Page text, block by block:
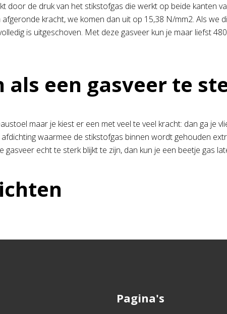
door de druk van het stikstofgas die werkt op beide kanten
kracht, we komen dan uit op 15,38 N/mm2. Als
is uitgeschoven. Met deze gasveer kun je maar liefst
als een gasveer te
maar je kiest er een met veel te veel kracht: dan ga je
waarmee de stikstofgas binnen wordt gehouden
echt te sterk blijkt te zijn, dan kun je een beetje gas
Pagina's